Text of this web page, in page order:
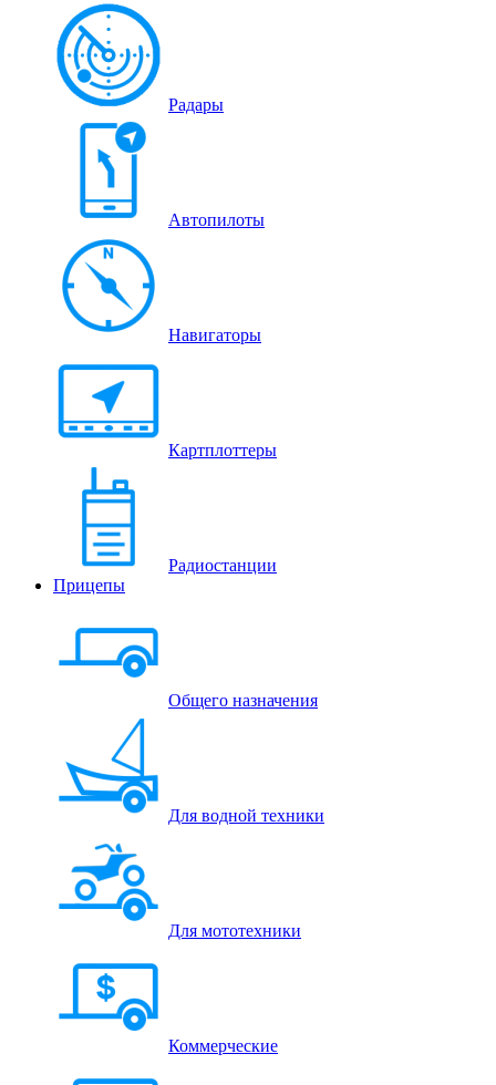
Радары
Автопилоты
Навигаторы
Картплоттеры
Радиостанции
Прицепы
Общего назначения
Для водной техники
Для мототехники
Коммерческие